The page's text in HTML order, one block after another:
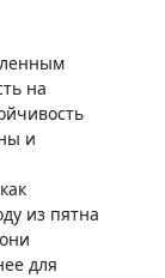
на
и
из пятна
для